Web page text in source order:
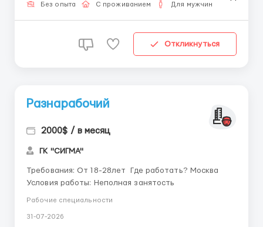
получит человек всё вовремя или нет. Для кого-то
Без опыта С проживанием Для мужчин
Откликнуться
Разнарабочий
2000$ / в месяц
ГК "СИГМА"
Требования: От 18-28лет Где работать? Москва
Условия работы: Неполная занятость
Рабочие специальности
31-07-2026